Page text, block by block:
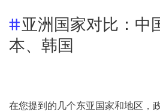
亚洲国家对比：中
本、韩国
在您提到的几个东亚国家和地区，